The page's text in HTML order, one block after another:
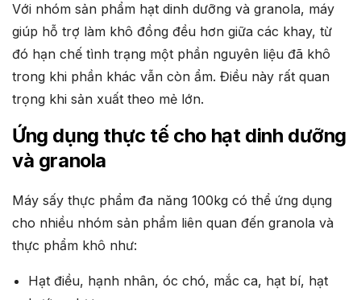
Với nhóm sản phẩm hạt dinh dưỡng và granola, máy
giúp hỗ trợ làm khô đồng đều hơn giữa các khay, từ
đó hạn chế tình trạng một phần nguyên liệu đã khô
trong khi phần khác vẫn còn ẩm. Điều này rất quan
trọng khi sản xuất theo mẻ lớn.
Ứng dụng thực tế cho hạt dinh dưỡng
và granola
Máy sấy thực phẩm đa năng 100kg có thể ứng dụng
cho nhiều nhóm sản phẩm liên quan đến granola và
thực phẩm khô như:
Hạt điều, hạnh nhân, óc chó, mắc ca, hạt bí, hạt